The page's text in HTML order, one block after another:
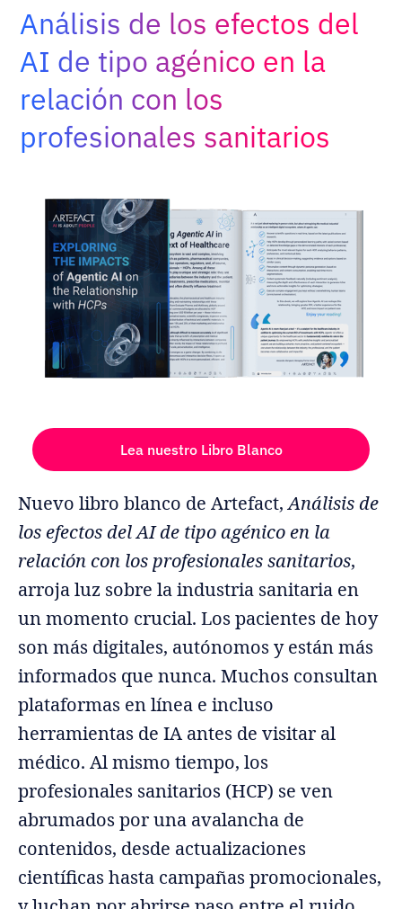
Adopt AI
ES
Análisis de los efectos del
AI de tipo agénico en la
relación con los
profesionales sanitarios
Lea nuestro Libro Blanco
Nuevo libro blanco de Artefact,Análisis de
los efectos del AI de tipo agénico en la
relación con los profesionales sanitarios,
arroja luz sobre la industria sanitaria en
un momento crucial. Los pacientes de hoy
son más digitales, autónomos y están más
informados que nunca. Muchos consultan
plataformas en línea e incluso
herramientas de IA antes de visitar al
médico. Al mismo tiempo, los
profesionales sanitarios (HCP) se ven
abrumados por una avalancha de
contenidos, desde actualizaciones
científicas hasta campañas promocionales,